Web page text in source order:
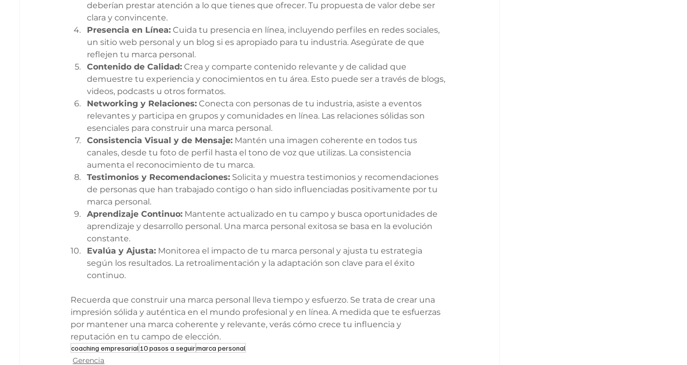
deberían prestar atención a lo que tienes que ofrecer. Tu propuesta de valor debe ser
clara y convincente.
Presencia en Línea: Cuida tu presencia en línea, incluyendo perfiles en redes sociales,
un sitio web personal y un blog si es apropiado para tu industria. Asegúrate de que
reflejen tu marca personal.
Contenido de Calidad: Crea y comparte contenido relevante y de calidad que
demuestre tu experiencia y conocimientos en tu área. Esto puede ser a través de blogs,
videos, podcasts u otros formatos.
Networking y Relaciones: Conecta con personas de tu industria, asiste a eventos
relevantes y participa en grupos y comunidades en línea. Las relaciones sólidas son
esenciales para construir una marca personal.
Consistencia Visual y de Mensaje: Mantén una imagen coherente en todos tus
canales, desde tu foto de perfil hasta el tono de voz que utilizas. La consistencia
aumenta el reconocimiento de tu marca.
Testimonios y Recomendaciones: Solicita y muestra testimonios y recomendaciones
de personas que han trabajado contigo o han sido influenciadas positivamente por tu
marca personal.
Aprendizaje Continuo: Mantente actualizado en tu campo y busca oportunidades de
aprendizaje y desarrollo personal. Una marca personal exitosa se basa en la evolución
constante.
Evalúa y Ajusta: Monitorea el impacto de tu marca personal y ajusta tu estrategia
según los resultados. La retroalimentación y la adaptación son clave para el éxito
continuo.
Recuerda que construir una marca personal lleva tiempo y esfuerzo. Se trata de crear una
impresión sólida y auténtica en el mundo profesional y en línea. A medida que te esfuerzas
por mantener una marca coherente y relevante, verás cómo crece tu influencia y
reputación en tu campo de elección.
coaching empresarial 10 pasos a seguirmarca personal
Gerencia